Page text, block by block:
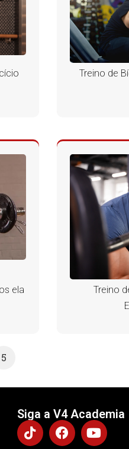
Treino de
ela
Treino
5
Siga a V4 Academia